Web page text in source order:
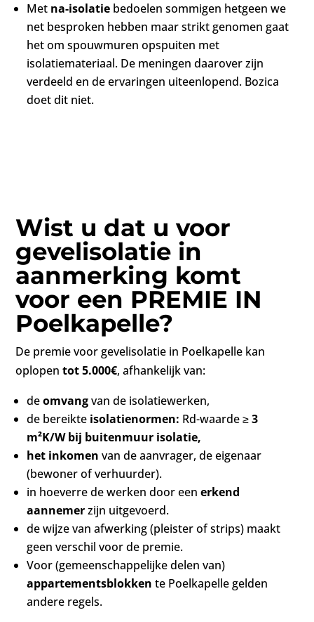
Met na-isolatie bedoelen sommigen hetgeen we
net besproken hebben maar strikt genomen gaat
het om spouwmuren opspuiten met
isolatiemateriaal. De meningen daarover zijn
verdeeld en de ervaringen uiteenlopend. Bozica
doet dit niet.
Wist u dat u voor
gevelisolatie in
aanmerking komt
voor een PREMIE IN
Poelkapelle?
De premie voor gevelisolatie in Poelkapelle kan
oplopentot 5.000€, afhankelijk van:
deomvangvan de isolatiewerken,
de bereikte isolatienormen: Rd-waarde ≥3
m²K/Wbij buitenmuur isolatie,
het inkomen van de aanvrager, de eigenaar
(bewoner of verhuurder).
in hoeverre de werken door eenerkend
aannemerzijn uitgevoerd.
de wijze van afwerking (pleister of strips) maakt
geen verschil voor de premie.
Voor (gemeenschappelijke delen van)
appartementsblokken te Poelkapelle gelden
andere regels.